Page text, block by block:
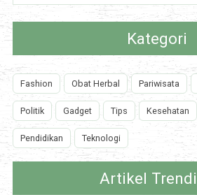
Kategori
Fashion Obat Herbal Pariwisata
Politik Gadget Tips Kesehatan
Pendidikan Teknologi
Artikel